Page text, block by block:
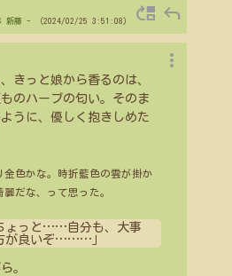
新藤 - （2024/02/25 3:51:08） move_up reply
きっと娘から香るのは、
のハーブの匂い。そのま
うに、優しく抱きしめた
色かな。時折藍色の雲が掛か
だな、って思った。
ょっと …… 自分も、大事
が良いぞ………
。
more_vert